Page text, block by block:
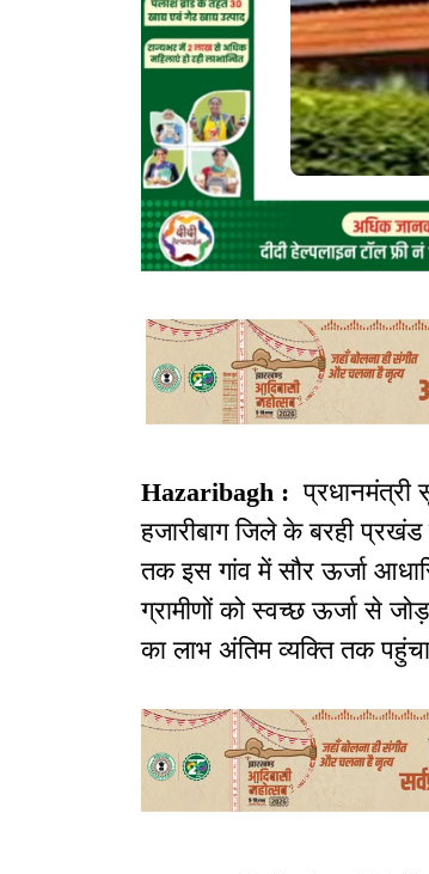
Hazaribagh : प्रधानमंत्री
हजारीबाग जिले के बरही
तक इस गांव में सौर ऊर्जा
ग्रामीणों को स्वच्छ ऊर्जा से
का लाभ अंतिम व्यक्ति तक